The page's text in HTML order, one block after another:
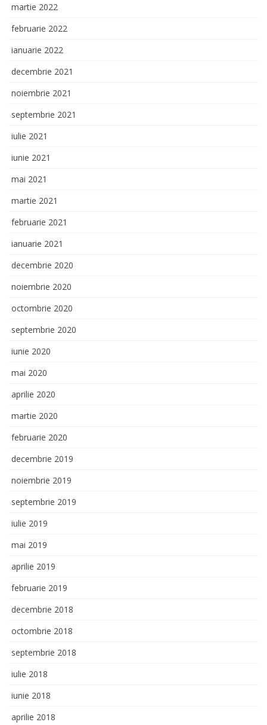
martie 2022
februarie 2022
ianuarie 2022
decembrie 2021
noiembrie 2021
septembrie 2021
iulie 2021
iunie 2021
mai 2021
martie 2021
februarie 2021
ianuarie 2021
decembrie 2020
noiembrie 2020
octombrie 2020
septembrie 2020
iunie 2020
mai 2020
aprilie 2020
martie 2020
februarie 2020
decembrie 2019
noiembrie 2019
septembrie 2019
iulie 2019
mai 2019
aprilie 2019
februarie 2019
decembrie 2018
octombrie 2018
septembrie 2018
iulie 2018
iunie 2018
aprilie 2018